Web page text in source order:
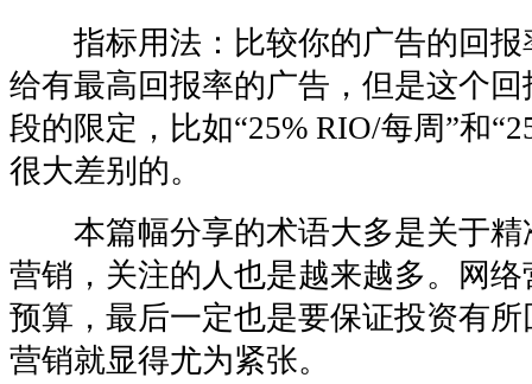
指标用法：比较你的广告的回报
给有最高回报率的广告，但是这个
段的限定，比如“25% RIO/每周”和
很大差别的。
本篇幅分享的术语大多是关于精
营销，关注的人也是越来越多。网
预算，最后一定也是要保证投资有
营销就显得尤为紧张。